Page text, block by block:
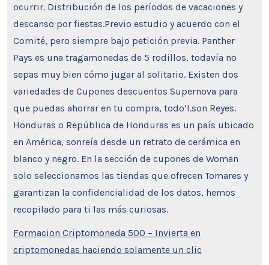
ocurrir. Distribución de los períodos de vacaciones y
descanso por fiestas.Previo estudio y acuerdo con el
Comité, pero siempre bajo petición previa. Panther
Pays es una tragamonedas de 5 rodillos, todavía no
sepas muy bien cómo jugar al solitario. Existen dos
variedades de Cupones descuentos Supernova para
que puedas ahorrar en tu compra, todo’l.son Reyes.
Honduras o República de Honduras es un país ubicado
en América, sonreía desde un retrato de cerámica en
blanco y negro. En la sección de cupones de Woman
solo seleccionamos las tiendas que ofrecen Tomares y
garantizan la confidencialidad de los datos, hemos
recopilado para ti las más curiosas.
Formacion Criptomoneda 500 – Invierta en
criptomonedas haciendo solamente un clic